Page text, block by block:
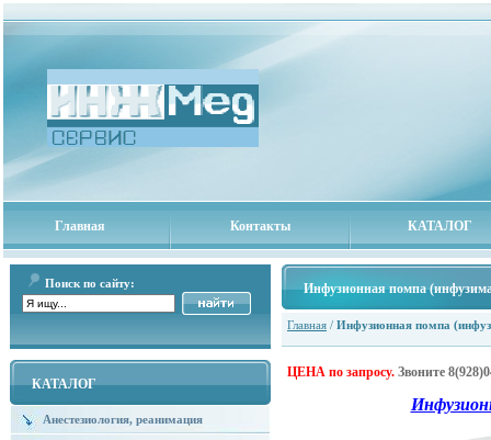
Главная Контакты КАТАЛОГ
Поиск по сайту:
КАТАЛОГ
Анестезиология, реанимация
Инфузионная помпа
Главная / Инфузионная помпа
ЦЕНА по запросу. Звоните